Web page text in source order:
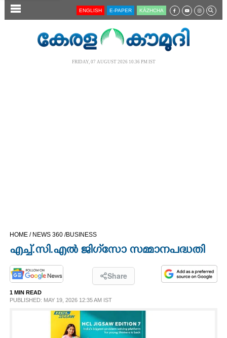
SECTIONS
CINEMA
OPINION
PHOTOS
ENGLISH E-PAPER KĀZHCHA
FRIDAY, 07 AUGUST 2026 10.36 PM IST
HOME / NEWS 360 /BUSINESS
എച്ച്.സി.എൽ ജിഗ്‌സോ സമ്മാനപദ്ധതി
Share
1 MIN READ
PUBLISHED: MAY 19, 2026 12:35 AM IST